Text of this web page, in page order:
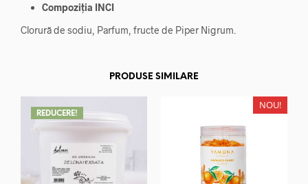
Compoziția INCI
Clorură de sodiu, Parfum, fructe de Piper Nigrum.
PRODUSE SIMILARE
REDUCERE!
NOU!